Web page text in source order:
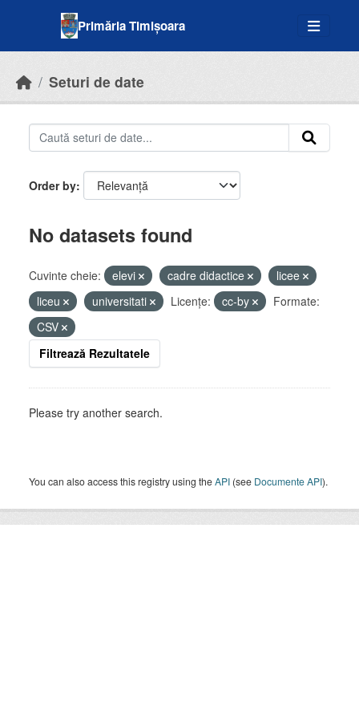
Primăria Timișoara
Seturi de date
Order by
No datasets found
Cuvinte cheie: elevi cadre didactice
licee
liceu
universitati Licenţe: cc-by
Formate:
CSV
Filtrează Rezultatele
Please try another search.
You can also access this registry using theAPI (see Documente API).